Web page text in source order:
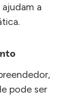
a
pode ser